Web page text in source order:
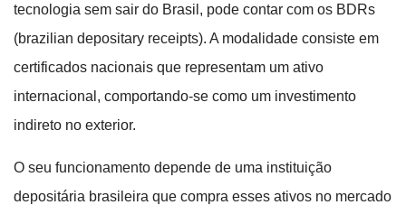
tecnologia sem sair do Brasil, pode contar com os BDRs
(brazilian depositary receipts). A modalidade consiste em
certificados nacionais que representam um ativo
internacional, comportando-se como um investimento
indireto no exterior.
O seu funcionamento depende de uma instituição
depositária brasileira que compra esses ativos no mercado